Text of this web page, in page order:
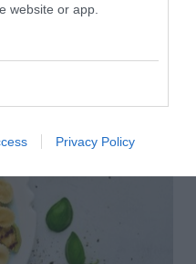
website or app.
Privacy Policy
hogyan kerüld el egy új